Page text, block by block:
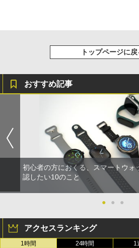
トップページに戻
おすすめ記事
初心者の方におくる、スマートウォ
認したい10のこと
● ● ●
アクセスランキング
1時間 24時間 1